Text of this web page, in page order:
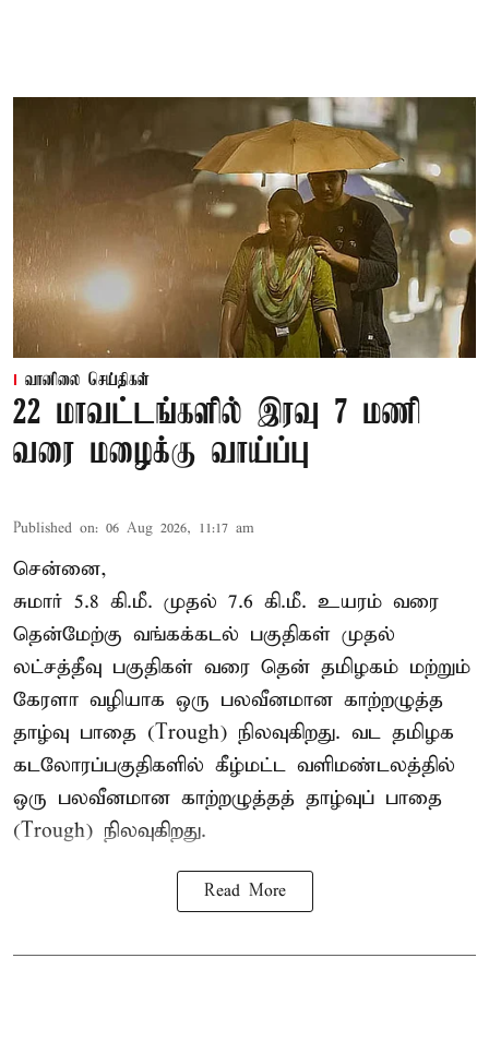
வானிலை செய்திகள்
22 மாவட்டங்களில் இரவு 7 மணி
வரை மழைக்கு வாய்ப்பு
Published on: 06 Aug 2026, 11:17 am
சென்னை,
சுமார் 5.8 கி.மீ. முதல் 7.6 கி.மீ. உயரம் வரை
தென்மேற்கு வங்கக்கடல் பகுதிகள் முதல்
லட்சத்தீவு பகுதிகள் வரை தென் தமிழகம் மற்றும்
கேரளா வழியாக ஒரு பலவீனமான காற்றழுத்த
தாழ்வு பாதை (Trough) நிலவுகிறது. வட தமிழக
கடலோரப்பகுதிகளில் கீழ்மட்ட வளிமண்டலத்தில்
ஒரு பலவீனமான காற்றழுத்தத் தாழ்வுப் பாதை
(Trough) நிலவுகிறது.
Read More